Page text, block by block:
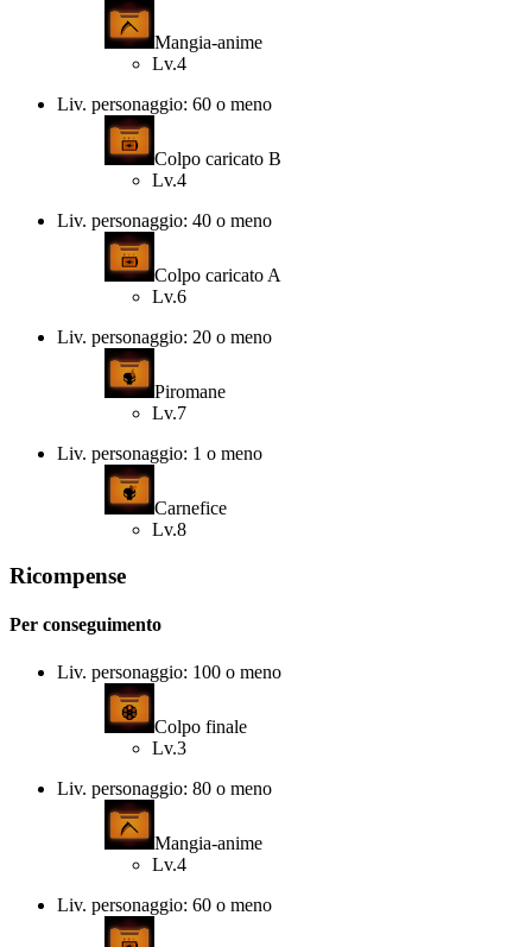
Mangia-anime
Lv.4
Liv. personaggio: 60 o meno
Colpo caricato B
Lv.4
Liv. personaggio: 40 o meno
Colpo caricato A
Lv.6
Liv. personaggio: 20 o meno
Piromane
Lv.7
Liv. personaggio: 1 o meno
Carnefice
Lv.8
Ricompense
Per conseguimento
Liv. personaggio: 100 o meno
Colpo finale
Lv.3
Liv. personaggio: 80 o meno
Mangia-anime
Lv.4
Liv. personaggio: 60 o meno